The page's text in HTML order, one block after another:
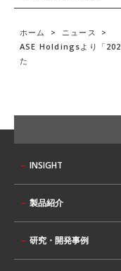
ホーム > ニュース
>
ASE Holdingsより「
た
INSIGHT
製品紹介
研究・開発事例